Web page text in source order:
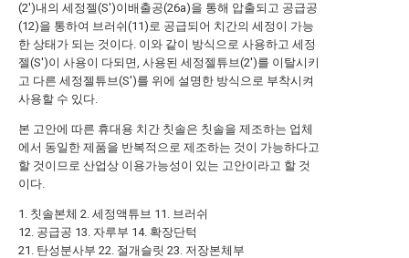
(2')내의 세정젤(S')이배출공(26a)을 통해 압출되고 공급공
(12)을 통하여 브러쉬(11)로 공급되어 치간의 세정이 가능
한 상태가 되는 것이다. 이와 같이 방식으로 사용하고 세정
젤(S')이 사용이 다되면, 사용된 세정젤튜브(2')를 이탈시키
고 다른 세정젤튜브(S')를 위에 설명한 방식으로 부착시켜
사용할 수 있다.
본 고안에 따른 휴대용 치간 칫솔은 칫솔을 제조하는 업체
에서 동일한 제품을 반복적으로 제조하는 것이 가능하다고
할 것이므로 산업상 이용가능성이 있는 고안이라고 할 것
이다.
1. 칫솔본체 2. 세정액튜브 11. 브러쉬
12. 공급공 13. 자루부 14. 확장단턱
21. 탄성분사부 22. 절개슬릿 23. 저장본체부